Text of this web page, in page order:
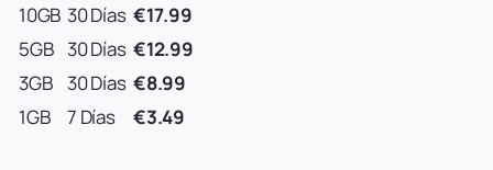
10GB 30 Días €17.99
5GB 30 Días €12.99
3GB 30 Días €8.99
1GB
7 Días €3.49